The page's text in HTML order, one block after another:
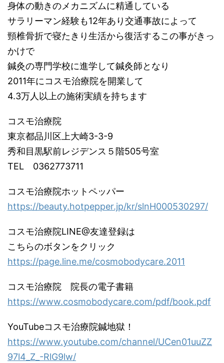
身体の動きのメカニズムに精通している
サラリーマン経験も12年あり交通事故によって
頸椎骨折で寝たきり生活から復活するこの事がきっ
かけで
鍼灸の専門学校に進学して鍼灸師となり
2011年にコスモ治療院を開業して
4.3万人以上の施術実績を持ちます
コスモ治療院
東京都品川区上大崎3-3-9
秀和目黒駅前レジデンス５階505号室
TEL 0362773711
コスモ治療院ホットペッパー
https://beauty.hotpepper.jp/kr/slnH000530297/
コスモ治療院LINE@友達登録は
こちらのボタンをクリック
https://page.line.me/cosmobodycare.2011
コスモ治療院 院長の電子書籍
https://www.cosmobodycare.com/pdf/book.pdf
YouTubeコスモ治療院鍼地獄！
https://www.youtube.com/channel/UCen01uuZZ
97l4_Z_-RlG9lw/